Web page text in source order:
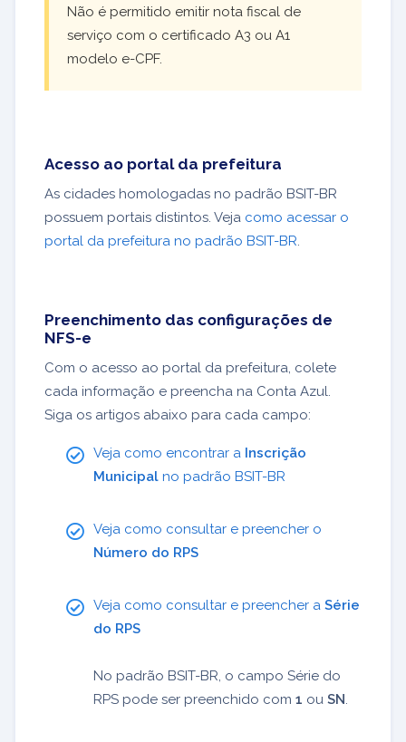
Não é permitido emitir nota fiscal de
serviço com o certificado A3 ou A1
modelo e-CPF.
Acesso ao portal da prefeitura
As cidades homologadas no padrão BSIT-BR
possuem portais distintos. Veja como acessar o
portal da prefeitura no padrão BSIT-BR
Preenchimento das configurações de
NFS-e
Com o acesso ao portal da prefeitura, colete
cada informação e preencha na Conta Azul.
Siga os artigos abaixo para cada campo:
Veja como encontrar a Inscrição
Municipal no padrão BSIT-BR
Veja como consultar e preencher o
Número do RPS
Veja como consultar e preencher a Série
do RPS
No padrão BSIT-BR, o campo Série do
RPS pode ser preenchido com 1 ou SN